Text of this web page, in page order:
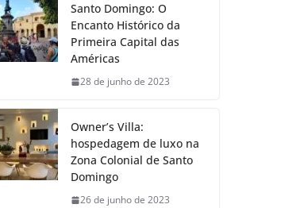
Santo Domingo: O
Encanto Histórico da
Primeira Capital das
Américas
28 de junho de 2023
Owner’s Villa:
hospedagem de luxo na
Zona Colonial de Santo
Domingo
26 de junho de 2023